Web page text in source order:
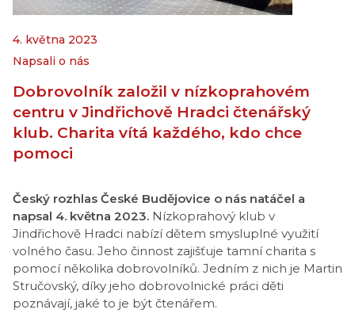
4. května 2023
Napsali o nás
Dobrovolník založil v nízkoprahovém
centru v Jindřichově Hradci čtenářský
klub. Charita vítá každého, kdo chce
pomoci
Český rozhlas České Budějovice o nás natáčel a
napsal 4. května 2023. Nízkoprahový klub v
Jindřichově Hradci nabízí dětem smysluplné využití
volného času. Jeho činnost zajišťuje tamní charita s
pomocí několika dobrovolníků. Jedním z nich je Martin
Stručovský, díky jeho dobrovolnické práci děti
poznávají, jaké to je být čtenářem.